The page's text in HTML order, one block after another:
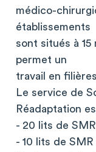
médico-
établissements
sont situés à
permet un
travail en
Le service de
Réadaptation
- 20 lits de
- 10 lits de